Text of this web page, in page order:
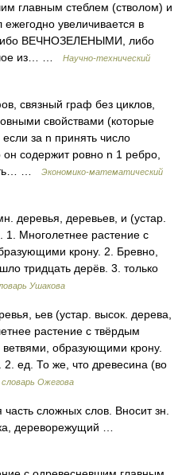
главным стеблем (стволом) и
увеличивается в
либо ВЕЧНОЗЕЛЕНЫМИ, либо
из… …
Научно-технический
связный граф без циклов,
свойствами (которые
за n принять число
содержит ровно n 1 ребро,
…
Экономико-математический
деревья, деревьев, и (устар.
1. Многолетнее растение с
крону. 2. Бревно,
тридцать дерёв. 3. только
Ушакова
ьев (устар. высок. дерева,
растение с твёрдым
образующими крону.
ед. То же, что древесина (во
словарь Ожегова
сложных слов. Вносит зн.
дереворежущий …